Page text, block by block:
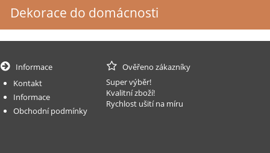
Dekorace do domácnosti
Informace
Kontakt
Informace
Obchodní podmínky
Ověřeno zákazníky
Super výběr!
Kvalitní zboží!
Rychlost ušití na míru